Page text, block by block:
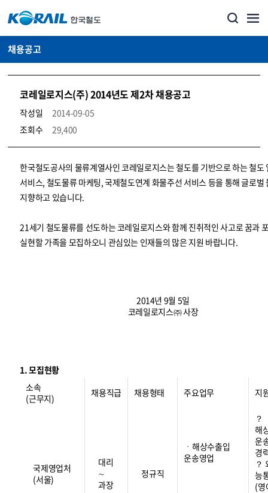
채용공고
코레일로지스(주) 2014년도 제2차 채용공고
작성일
2014-09-05
조회수
29,400
코레일소개_경영공시_채용공고 상세보기 – 내용, 파일, 담당자 연락처로 구성
한국철도공사의 물류계열사인 코레일로지스는 철도를 기반으로 하는 철도
서비스, 철도물류 마케팅, 국제철도연계 화물주선 서비스 등을 통해 글로벌
지향하고 있습니다.
21세기 철도물류를 선도하는 코레일로지스와 함께 진취적인 사고로 꿈과
실현할 가족을 모집하오니 관심있는 인재들의 많은 지원 바랍니다.
2014년 9월 5일
코레일로지스㈜ 사장
1. 모집현황
소속
(근무지)
채용직급 채용형태 주요업무 지
국제영업처
(서울)
대리
∼
과장
정규직
ㆍ해상수출입
운송영업
？
해
운
경
？
능
(영